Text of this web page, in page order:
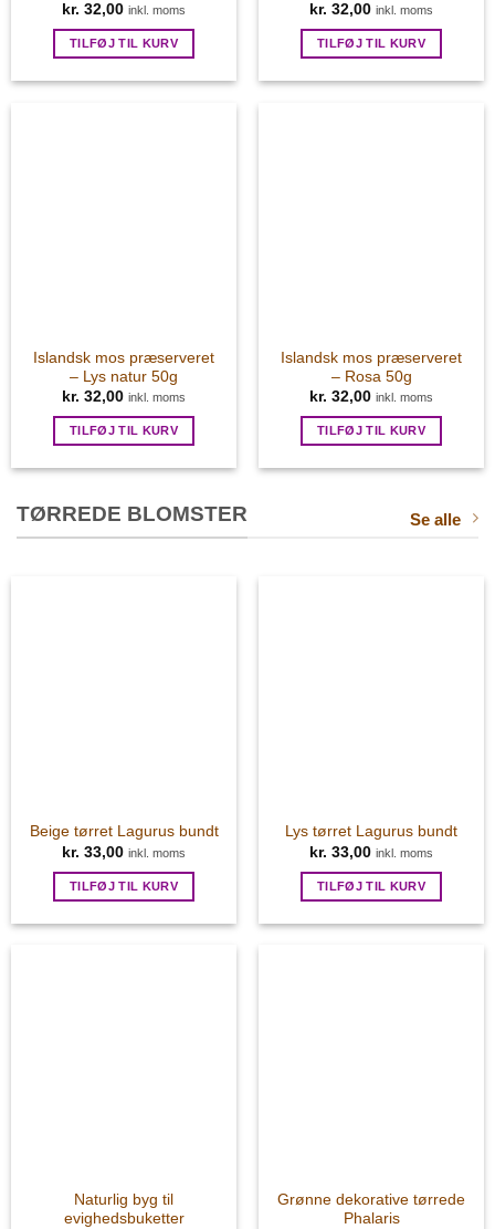
kr. 32,00 inkl. moms
TILFØJ TIL KURV
kr. 32,00 inkl. moms
TILFØJ TIL KURV
Islandsk mos præserveret
– Lys natur 50g
kr. 32,00 inkl. moms
TILFØJ TIL KURV
Islandsk mos præserveret
– Rosa 50g
kr. 32,00 inkl. moms
TILFØJ TIL KURV
TØRREDE BLOMSTER Se alle
Beige tørret Lagurus bundt
kr. 33,00 inkl. moms
TILFØJ TIL KURV
Lys tørret Lagurus bundt
kr. 33,00 inkl. moms
TILFØJ TIL KURV
Naturlig byg til
evighedsbuketter
Grønne dekorative tørrede
Phalaris